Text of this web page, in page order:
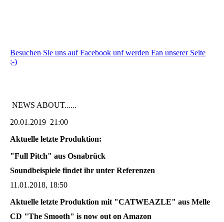
Besuchen Sie uns auf Facebook unf werden Fan unserer Seite
;-)
NEWS ABOUT......
20.01.2019 21:00
Aktuelle letzte Produktion:
"Full Pitch" aus Osnabrück
Soundbeispiele findet ihr unter Referenzen
11.01.2018, 18:50
Aktuelle letzte Produktion mit "CATWEAZLE" aus Melle
CD "The Smooth" is now out on Amazon